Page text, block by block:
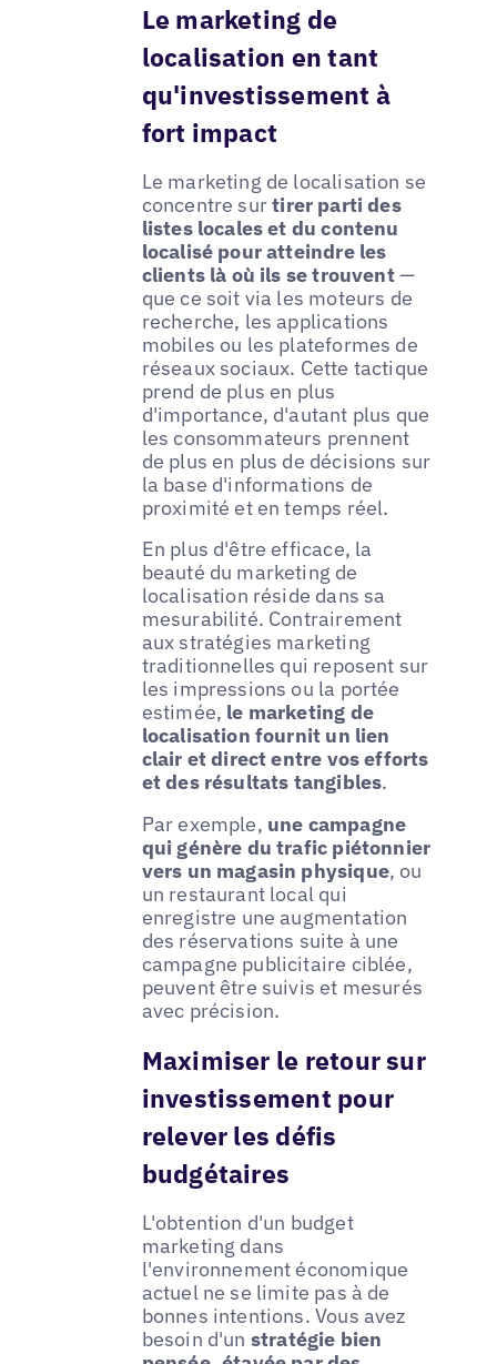
Le marketing de
localisation en tant
qu'investissement à
fort impact
Le marketing de localisation se
concentre surtirer parti des
listes locales et du contenu
localisé pour atteindre les
clients là où ils se trouvent—
que ce soit via les moteurs de
recherche, les applications
mobiles ou les plateformes de
réseaux sociaux. Cette tactique
prend de plus en plus
d'importance, d'autant plus que
les consommateurs prennent
de plus en plus de décisions sur
la base d'informations de
proximité et en temps réel.
En plus d'être efficace, la
beauté du marketing de
localisation réside dans sa
mesurabilité. Contrairement
aux stratégies marketing
traditionnelles qui reposent sur
les impressions ou la portée
estimée, le marketing de
localisation fournit un lien
clair et direct entre vos efforts
et des résultats tangibles.
Par exemple, une campagne
qui génère du trafic piétonnier
vers un magasin physique, ou
un restaurant local qui
enregistre une augmentation
des réservations suite à une
campagne publicitaire ciblée,
peuvent être suivis et mesurés
avec précision.
Maximiser le retour sur
investissement pour
relever les défis
budgétaires
L'obtention d'un budget
marketing dans
l'environnement économique
actuel ne se limite pas à de
bonnes intentions. Vous avez
besoin d'un stratégie bien